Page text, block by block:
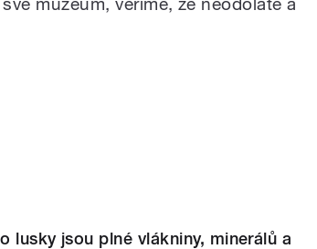
lusky jsou plné vlákniny, minerálů a